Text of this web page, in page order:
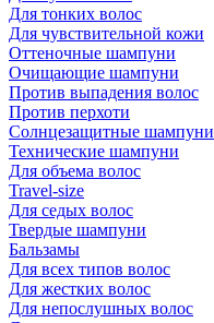
Для тонких волос
Для чувствительной кожи
Оттеночные шампуни
Очищающие шампуни
Против выпадения волос
Против перхоти
Солнцезащитные шампуни
Технические шампуни
Для объема волос
Travel-size
Для седых волос
Твердые шампуни
Бальзамы
Для всех типов волос
Для жестких волос
Для непослушных волос